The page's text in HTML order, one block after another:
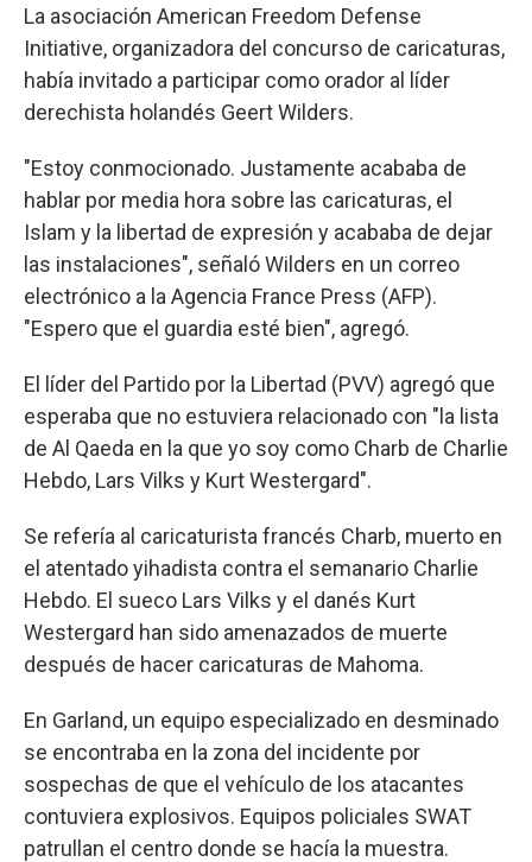
La asociación American Freedom Defense
Initiative, organizadora del concurso de caricaturas,
había invitado a participar como orador al líder
derechista holandés Geert Wilders.
"Estoy conmocionado. Justamente acababa de
hablar por media hora sobre las caricaturas, el
Islam y la libertad de expresión y acababa de dejar
las instalaciones", señaló Wilders en un correo
electrónico a la Agencia France Press (AFP).
"Espero que el guardia esté bien", agregó.
El líder del Partido por la Libertad (PVV) agregó que
esperaba que no estuviera relacionado con "la lista
de Al Qaeda en la que yo soy como Charb de Charlie
Hebdo, Lars Vilks y Kurt Westergard".
Se refería al caricaturista francés Charb, muerto en
el atentado yihadista contra el semanario Charlie
Hebdo. El sueco Lars Vilks y el danés Kurt
Westergard han sido amenazados de muerte
después de hacer caricaturas de Mahoma.
En Garland, un equipo especializado en desminado
se encontraba en la zona del incidente por
sospechas de que el vehículo de los atacantes
contuviera explosivos. Equipos policiales SWAT
patrullan el centro donde se hacía la muestra.